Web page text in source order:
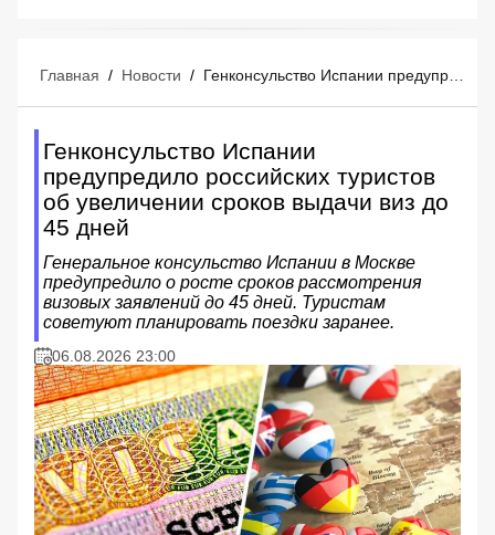
Главная / Новости /
Генконсульство Испании
предупредило российских туристов
об увеличении сроков выдачи виз до
45 дней
Генеральное консульство Испании в Москве
предупредило о росте сроков рассмотрения
визовых заявлений до 45 дней. Туристам
советуют планировать поездки заранее.
06.08.2026 23:00